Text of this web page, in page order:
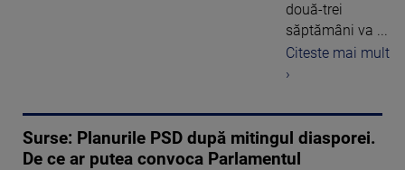
două-trei
săptămâni va ...
Citeste mai mult
›
Surse: Planurile PSD după mitingul diasporei.
De ce ar putea convoca Parlamentul